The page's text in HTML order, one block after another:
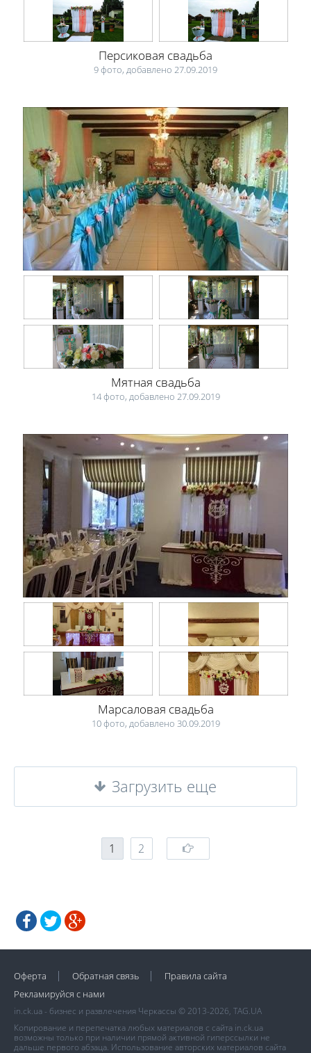
Персиковая свадьба
9 фото, добавлено 27.09.2019
Мятная свадьба
14 фото, добавлено 27.09.2019
Марсаловая свадьба
10 фото, добавлено 30.09.2019
Загрузить еще
1 2
Оферта Обратная связь
Правила сайта
Рекламируйся с нами
in.ck.ua - бизнес и развлечения Черкассы © 2013-2026, TAG.UA
Копирование и перепечатка любых материалов с сайта in.ck.ua
возможны только при наличии прямой активной гиперссылки не
дальше первого абзаца. Использование авторских материалов сайта